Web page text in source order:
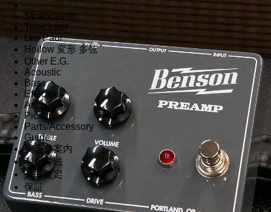
Stratocaster
Telecaster
Les Paul
Hollow 変形 多弦
Other E.G.
Acoustic
Bass
Effector
Amp
Pickup
Parts/Accessory
Guide
実店舗案内
利用方法
買取査定
保証